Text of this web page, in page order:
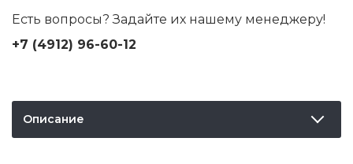
Есть вопросы? Задайте их нашему менеджеру!
+7 (4912) 96-60-12
Описание